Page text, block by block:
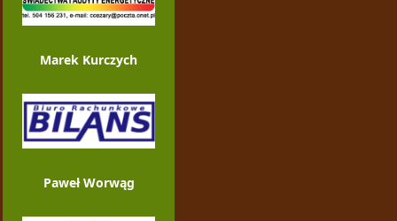
Marek Kurczych
Paweł Worwąg